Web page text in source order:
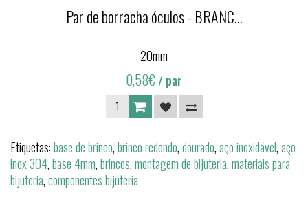
Par de borracha óculos - BRANC...
20mm
0,58€/ par
Etiquetas:base de brinco,brinco redondo,dourado,aço inoxidável,aço
inox 304,base 4mm,brincos,montagem de bijuteria,materiais para
bijuteria,componentes bijuteria